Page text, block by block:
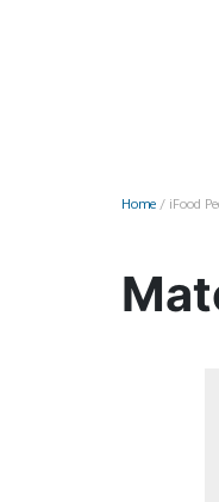
Home / iFood